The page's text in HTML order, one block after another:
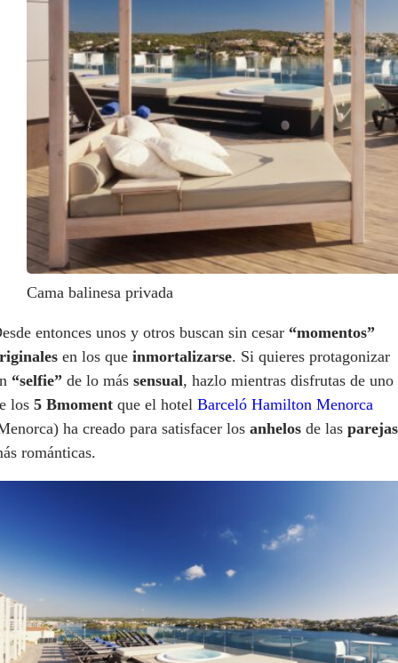
Cama balinesa privada
entonces unos y otros buscan sin cesar “momentos”
en los que inmortalizarse. Si quieres protagonizar
“selfie” de lo más sensual, hazlo mientras disfrutas de uno
los 5 Bmoment que el hotel Barceló Hamilton Menorca
ha creado para satisfacer los anhelos de las parejas
románticas.